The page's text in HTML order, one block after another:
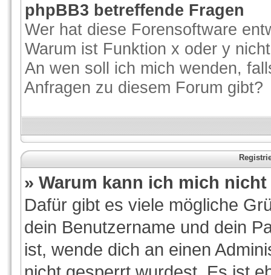
phpBB3 betreffende Fragen
Wer hat diese Forensoftware
Warum ist Funktion x oder y
An wen soll ich mich wenden,
Anfragen zu diesem Forum gibt?
» Warum kann ich mich
Dafür gibt es viele mögliche
dein Benutzername und dein
ist, wende dich an einen